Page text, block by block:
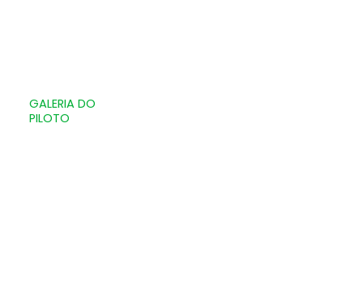
GALERIA DO
PILOTO